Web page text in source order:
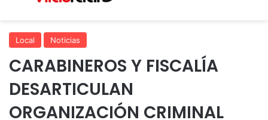
Local Noticias
CARABINEROS Y FISCALÍA
DESARTICULAN
ORGANIZACIÓN CRIMINAL